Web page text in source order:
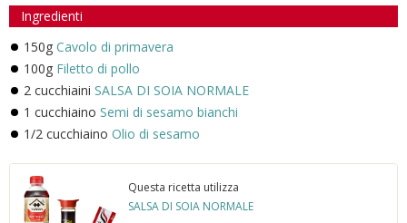
Ingredienti
150g Cavolo di primavera
100g Filetto di pollo
2 cucchiaini SALSA DI SOIA NORMALE
1 cucchiaino Semi di sesamo bianchi
1/2 cucchiaino Olio di sesamo
Questa ricetta utilizza
SALSA DI SOIA NORMALE